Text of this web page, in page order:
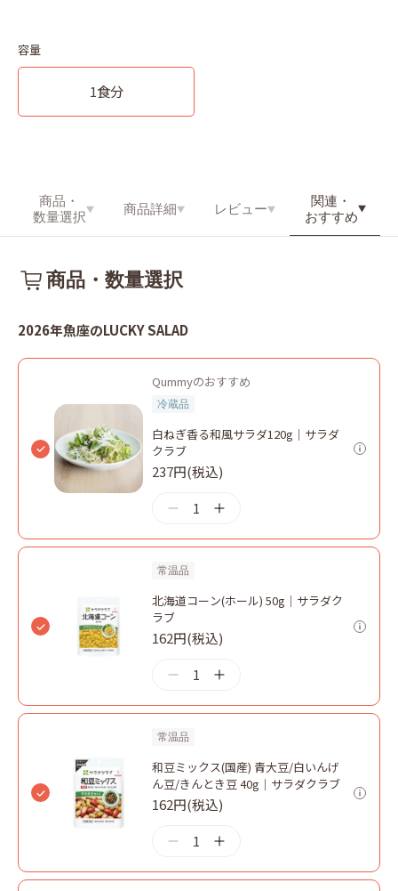
容量
1食分
商品・
数量選択
商品詳細 レビュー
関連・
おすすめ
商品・数量選択
2026年魚座のLUCKY SALAD
Qummyのおすすめ
冷蔵品
白ねぎ香る和風サラダ120g｜サラダ
クラブ
237円(税込)
1
常温品
北海道コーン(ホール) 50g｜サラダク
ラブ
162円(税込)
1
常温品
和豆ミックス(国産) 青大豆/白いんげ
ん豆/きんとき豆 40g｜サラダクラブ
162円(税込)
1